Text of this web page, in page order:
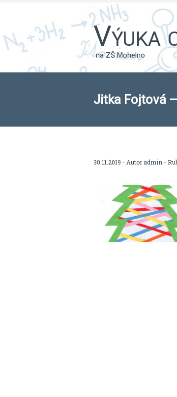
Výuka
na ZŠ Mohelno
Jitka Fojtová
30.11.2019 - Autor admin -